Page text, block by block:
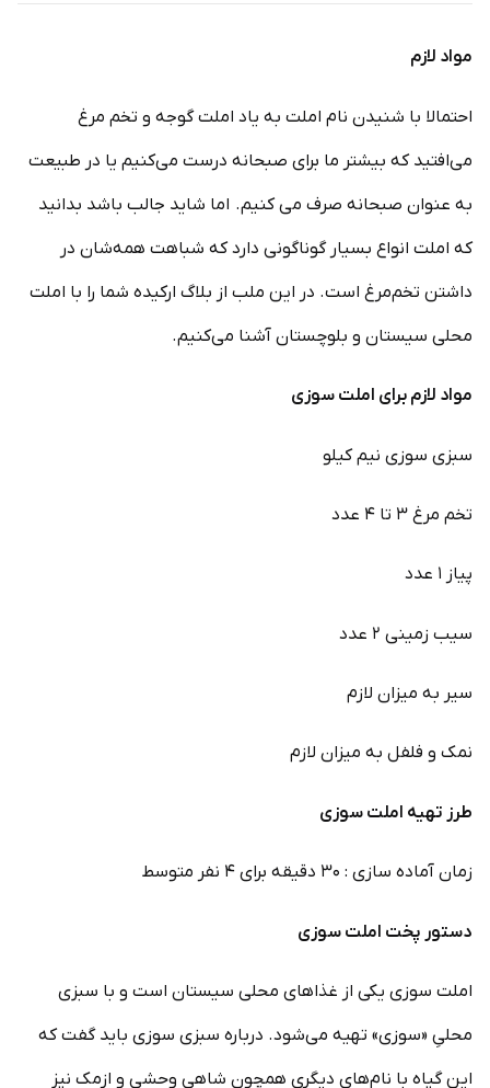
مواد لازم
احتمالا با شنیدن نام املت به یاد املت گوجه و تخم مرغ
می‌افتید که بیشتر ما برای صبحانه درست می‌کنیم یا در طبیعت
به عنوان صبحانه صرف می کنیم. اما شاید جالب باشد بدانید
که املت انواع بسیار گوناگونی دارد که شباهت همه‌شان در
داشتن تخم‌مرغ است. در این ملب از بلاگ ارکیده شما را با املت
محلی سیستان و بلوچستان آشنا می‌کنیم.
مواد لازم برای املت سوزی
سبزی سوزی نیم کیلو
تخم مرغ ۳ تا ۴ عدد
پیاز ۱ عدد
سیب زمینی ۲ عدد
سیر به میزان لازم
نمک و فلفل به میزان لازم
طرز تهیه املت سوزی
زمان آماده سازی : ۳۰ دقیقه برای ۴ نفر متوسط
دستور پخت املت سوزی
املت سوزی یکی از غذاهای محلی سیستان است و با سبزی
محلیِ «سوزی» تهیه می‌شود. درباره سبزی سوزی باید گفت که
این گیاه با نام‌های دیگری همچون شاهی وحشی و ازمک نیز